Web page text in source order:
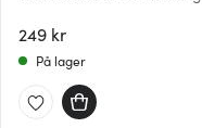
249 kr
På lager